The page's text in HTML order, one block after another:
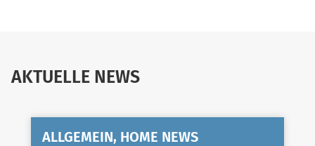
AKTUELLE NEWS
ALLGEMEIN, HOME NEWS